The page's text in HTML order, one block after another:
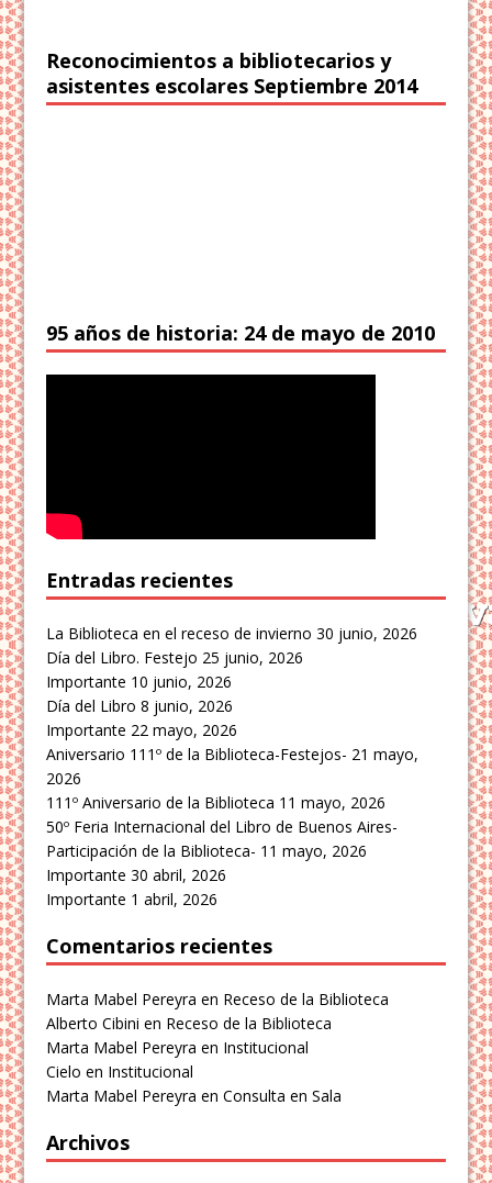
Reconocimientos a bibliotecarios y
asistentes escolares Septiembre 2014
95 años de historia: 24 de mayo de 2010
Entradas recientes
La Biblioteca en el receso de invierno 30 junio, 2026
Día del Libro. Festejo 25 junio, 2026
Importante 10 junio, 2026
Día del Libro 8 junio, 2026
Importante 22 mayo, 2026
Aniversario 111º de la Biblioteca-Festejos- 21 mayo,
2026
111º Aniversario de la Biblioteca 11 mayo, 2026
50º Feria Internacional del Libro de Buenos Aires-
Participación de la Biblioteca- 11 mayo, 2026
Importante 30 abril, 2026
Importante 1 abril, 2026
Comentarios recientes
Marta Mabel Pereyra en Receso de la Biblioteca
Alberto Cibini en Receso de la Biblioteca
Marta Mabel Pereyra en Institucional
Cielo en Institucional
Marta Mabel Pereyra enConsulta en Sala
Archivos